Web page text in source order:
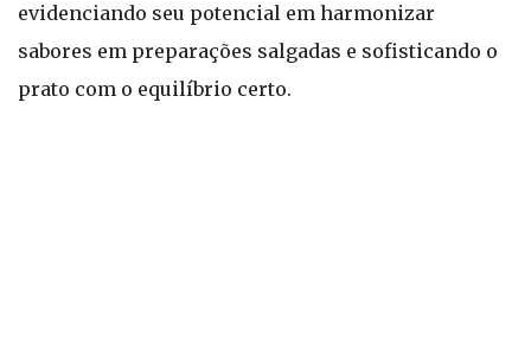
evidenciando seu potencial em harmonizar
sabores em preparações salgadas e sofisticando o
prato com o equilíbrio certo.